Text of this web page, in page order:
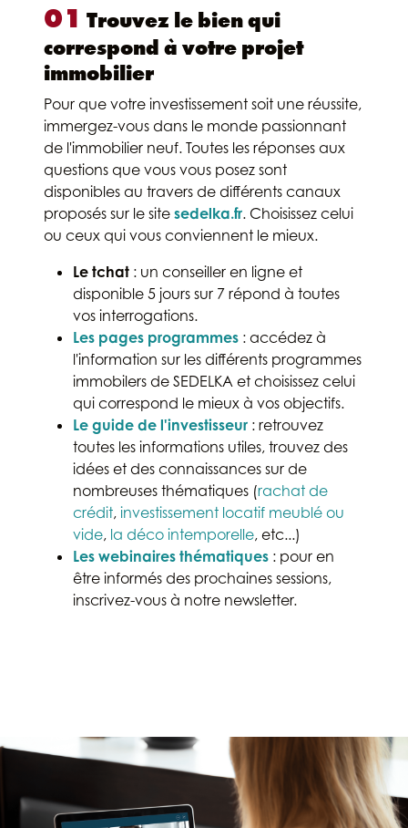
01 Trouvez le bien qui
correspond à votre projet
immobilier
Pour que votre investissement soit une réussite,
immergez-vous dans le monde passionnant
de l'immobilier neuf. Toutes les réponses aux
questions que vous vous posez sont
disponibles au travers de différents canaux
proposés sur le site sedelka.fr. Choisissez celui
ou ceux qui vous conviennent le mieux.
Le tchat : un conseiller en ligne et
disponible 5 jours sur 7 répond à toutes
vos interrogations.
Les pages programmes : accédez à
l'information sur les différents programmes
immobilers de SEDELKA et choisissez celui
qui correspond le mieux à vos objectifs.
Le guide de l'investisseur : retrouvez
toutes les informations utiles, trouvez des
idées et des connaissances sur de
nombreuses thématiques (rachat de
crédit, investissement locatif meublé ou
vide, la déco intemporelle, etc...)
Les webinaires thématiques : pour en
être informés des prochaines sessions,
inscrivez-vous à notre newsletter.